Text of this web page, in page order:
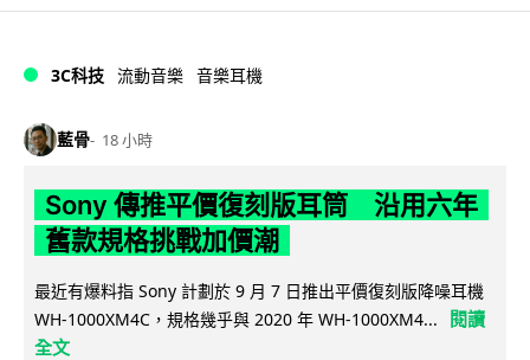
3C科技 流動音樂 音樂耳機
藍骨 18 小時
Sony 傳推平價復刻版耳筒 沿用六年
舊款規格挑戰加價潮
最近有爆料指 Sony 計劃於 9 月 7 日推出平價復刻版降噪耳機
WH-1000XM4C，規格幾乎與 2020 年 WH-1000XM4...
閱讀
全文